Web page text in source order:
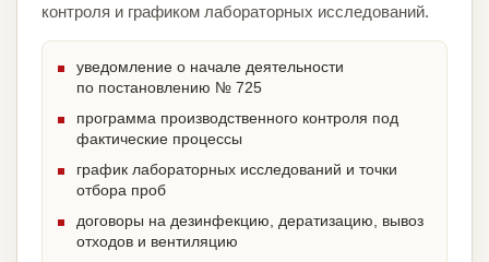
контроля и графиком лабораторных исследований.
уведомление о начале деятельности
по постановлению № 725
программа производственного контроля под
фактические процессы
график лабораторных исследований и точки
отбора проб
договоры на дезинфекцию, дератизацию, вывоз
отходов и вентиляцию